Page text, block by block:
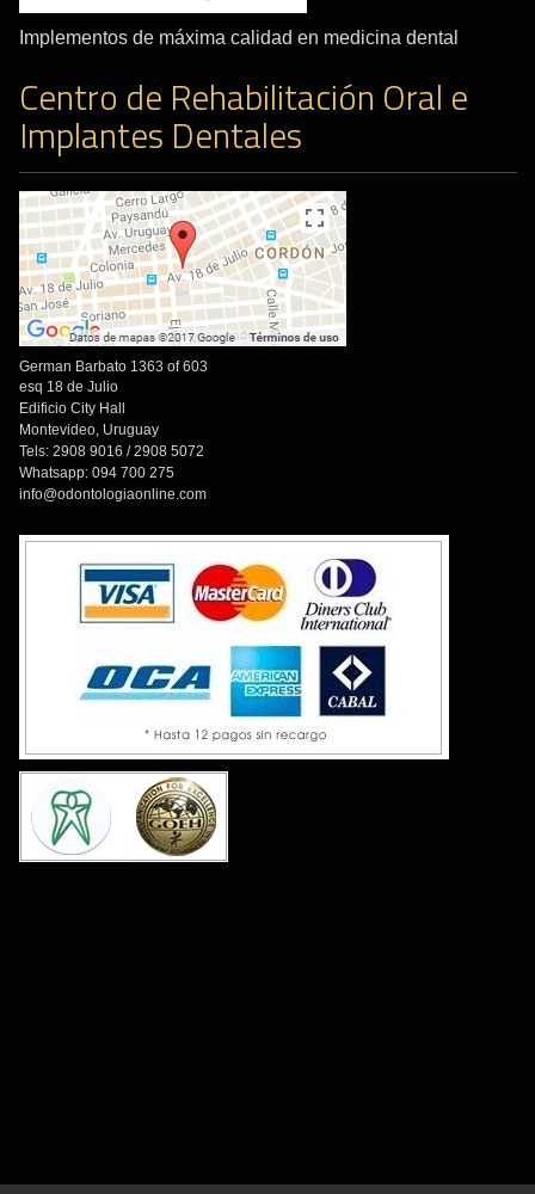
Implementos de máxima calidad en medicina dental
Centro de Rehabilitación Oral e
Implantes Dentales
German Barbato 1363 of 603
esq 18 de Julio
Edificio City Hall
Montevideo, Uruguay
Tels: 2908 9016 / 2908 5072
Whatsapp: 094 700 275
info@odontologiaonline.com